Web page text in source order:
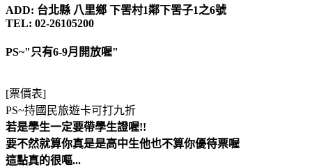
ADD: 台北縣 八里鄉 下罟村1鄰下罟子1之6號
TEL: 02-26105200
PS~"只有6-9月開放喔"
[票價表]
PS~持國民旅遊卡可打九折
若是學生一定要帶學生證喔!!
要不然就算你真是是高中生他也不算你優待票喔
這點真的很嘔...